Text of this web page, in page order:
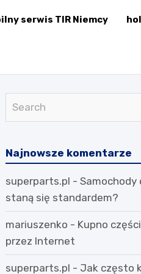
serwis TIR Niemcy
r
c
h
Najnowsze komentarze
superparts.pl -Samochody
staną się standardem?
mariuszenko - Kupno
przez Internet
superparts.pl - Jak często